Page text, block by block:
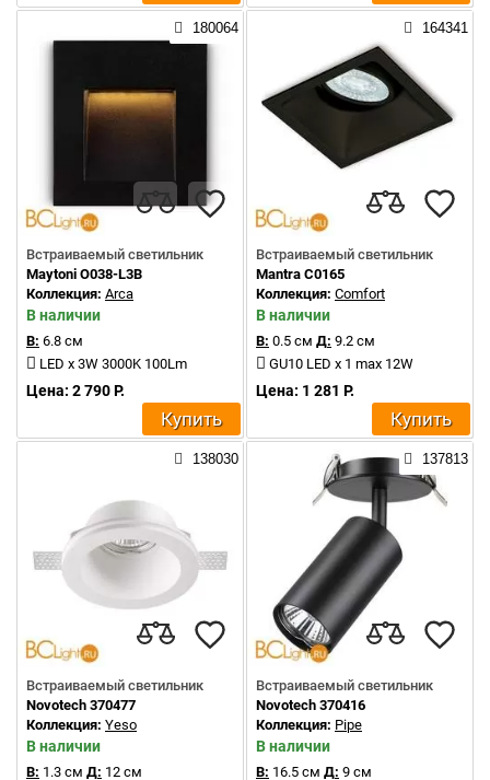
180064
Встраиваемый светильник
Maytoni O038-L3B
Коллекция: Arca
В наличии
В: 6.8 см
LED x 3W 3000K 100Lm
Цена: 2 790 Р.
Купить
164341
Встраиваемый светильник
Mantra C0165
Коллекция: Comfort
В наличии
В: 0.5 см Д: 9.2 см
GU10 LED x 1 max 12W
Цена: 1 281 Р.
Купить
138030
Встраиваемый светильник
Novotech 370477
Коллекция: Yeso
В наличии
В: 1.3 см Д: 12 см
137813
Встраиваемый светильник
Novotech 370416
Коллекция: Pipe
В наличии
В: 16.5 см Д: 9 см